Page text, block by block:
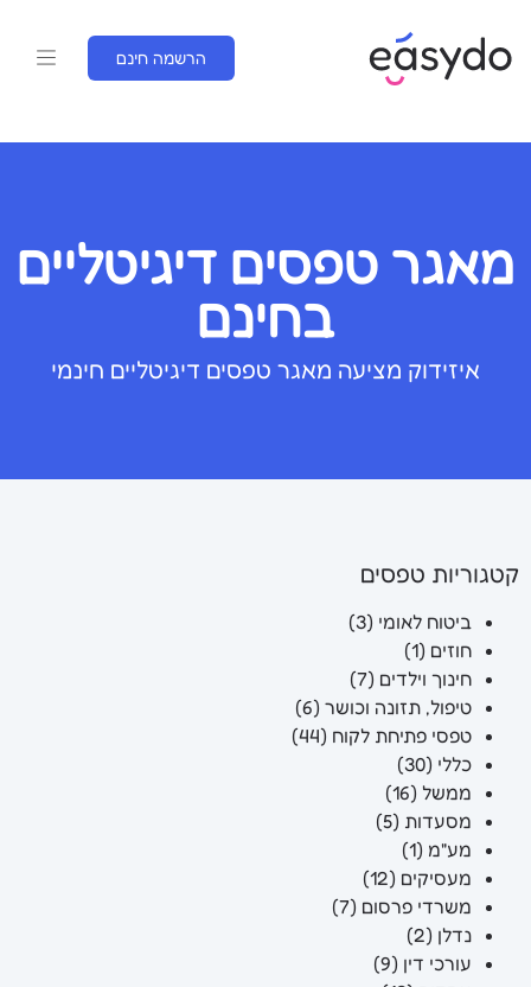
הרשמה חינם
מאגר טפסים דיגיטליים
בחינם
איזידוק מציעה מאגר טפסים דיגיטליים חינמי
קטגוריות טפסים
ביטוח לאומי (3)
חוזים (1)
חינוך וילדים (7)
טיפול, תזונה וכושר (6)
טפסי פתיחת לקוח (44)
כללי (30)
ממשל (16)
מסעדות (5)
מע"מ (1)
מעסיקים (12)
משרדי פרסום (7)
נדלן (2)
עורכי דין (9)